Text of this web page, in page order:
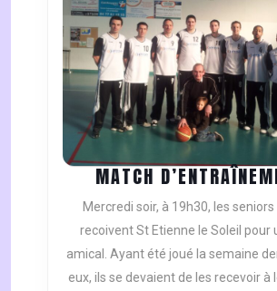
MATCH
Mercredi soir, à 19h30, les seniors
recoivent St Etienne le Soleil pour
amical. Ayant été joué la semaine
eux, ils se devaient de les recevoir à